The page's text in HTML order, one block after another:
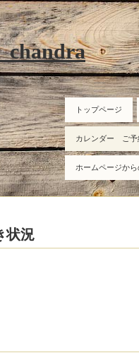
トップページ
カレンダー ご予
ホームページか
状況